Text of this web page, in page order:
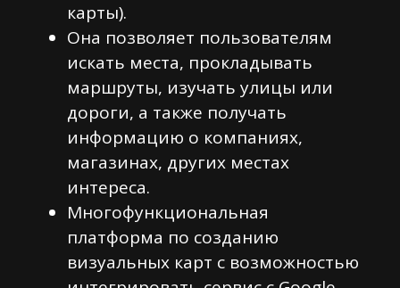
карты).
Она позволяет пользователям
искать места, прокладывать
маршруты, изучать улицы или
дороги, а также получать
информацию о компаниях,
магазинах, других местах
интереса.
Многофункциональная
платформа по созданию
визуальных карт с возможностью